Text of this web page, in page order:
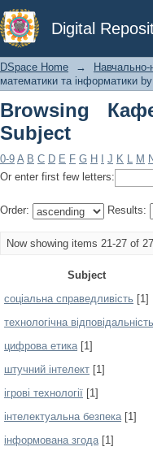
Digital
Browsing
DSpace Home →
Навчально-
математики та інформатики
Browsing
Subject
0-9 A B C D E F G H J K L M
Or enter first few letters:
Order: Results:
Now showing items 21-27 of 27
Subject
соціальна справедливість [1]
технологічна відповідальність
цифрова етика[1]
штучний інтелект [1]
ігрові технології [1]
інтелектуальна безпека[1]
інформована згода[1]